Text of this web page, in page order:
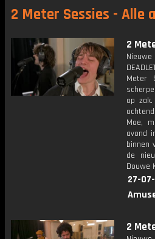
2 Meter Sessies - Alle
2
Meter
op zak.
Moe,
avond
binnen
de
Douwe
27-
2